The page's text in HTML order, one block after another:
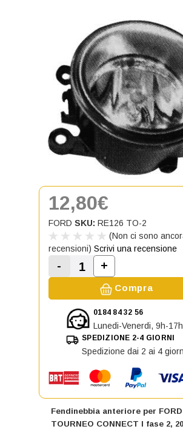
Fendinebbia anteriore per FORD
TOURNEO CONNECT I fase 2,
12,80€
FORD SKU: RE126 TO-2
(Non ci sono
recensioni) Scrivi una recensione
Diminuisci la quantità di
-
Aumenta la
+
Compra
0184 84 32 56
Lunedi-Venerdi, 9h-17h
SPEDIZIONE 2-4 GIORNI
Spedizione dai 2 ai 4